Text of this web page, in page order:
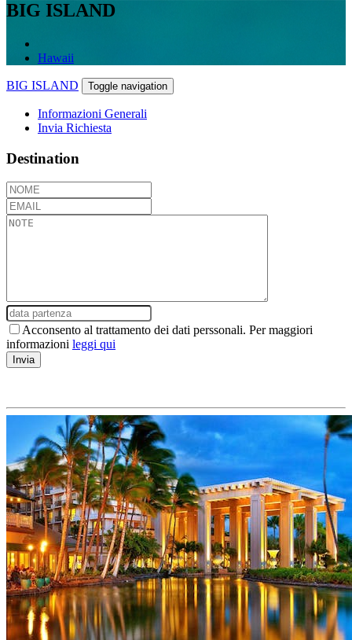
BIG ISLAND
Hawaii
BIG ISLAND Toggle navigation
Informazioni Generali
Invia Richiesta
Destination
Acconsento al trattamento dei dati perssonali. Per maggiori
informazioni leggi qui